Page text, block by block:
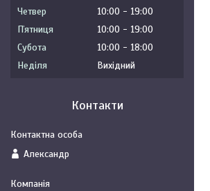
Четвер
10:00
19:00
Пʼятниця
10:00
19:00
Субота
10:00
18:00
Неділя
Вихідний
Контакти
Александр